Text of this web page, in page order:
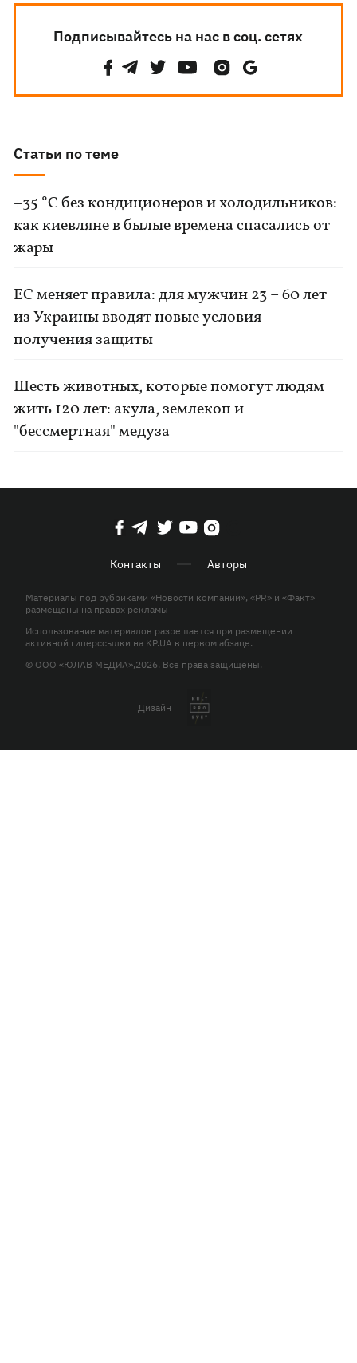
Подписывайтесь на нас в соц. сетях
Статьи по теме
+35 °C без кондиционеров и холодильников:
как киевляне в былые времена спасались от
жары
ЕС меняет правила: для мужчин 23 – 60 лет
из Украины вводят новые условия
получения защиты
Шесть животных, которые помогут людям
жить 120 лет: акула, землекоп и
"бессмертная" медуза
Контакты Авторы
Материалы под рубриками «Новости компании», «PR» и «Факт»
размещены на правах рекламы
Использование материалов разрешается при размещении
активной гиперссылки на KP.UA в первом абзаце.
© ООО «ЮЛАВ МЕДИА»,2026. Все права защищены.
Дизайн